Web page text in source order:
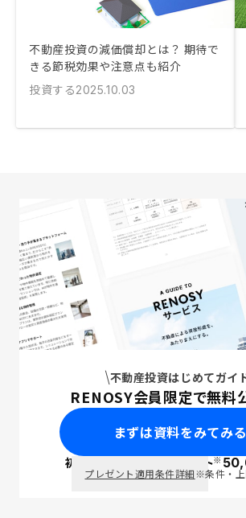
不動産投資の減価償却とは？ 期待で
きる節税効果や注意点も紹介
投資する2025.10.03
不動産投資はじめてガイ
RENOSY会員限定で無料
まずは資料をみてみる
初回面談で ポイント※
プレゼント適用条件詳細※条件・上